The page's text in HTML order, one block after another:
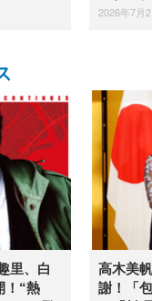
2026年7月
里、白
！“熱
高木美
謝！「